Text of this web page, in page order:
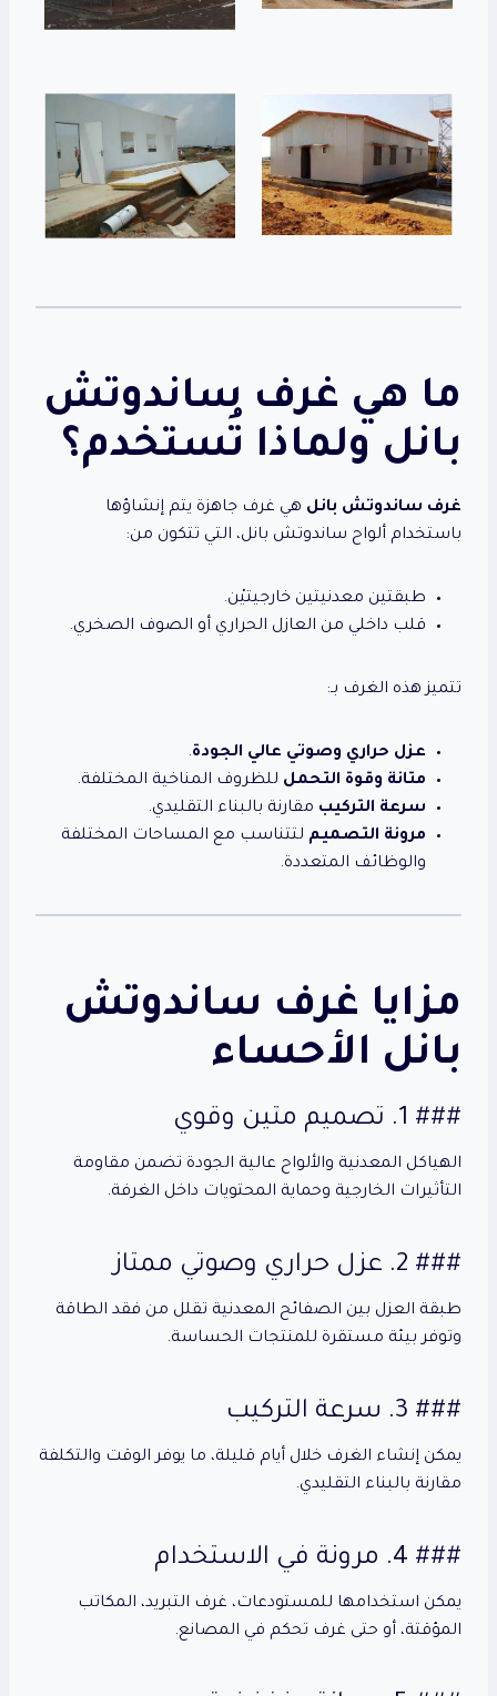
ما هي غرف ساندوتش
بانل ولماذا تُستخدم؟
غرف ساندوتش بانل هي غرف جاهزة يتم إنشاؤها
باستخدام ألواح ساندوتش بانل، التي تتكون من:
طبقتين معدنيتين خارجيتيْن.
قلب داخلي من العازل الحراري أو الصوف الصخري.
تتميز هذه الغرف بـ:
عزل حراري وصوتي عالي الجودة.
متانة وقوة التحمل للظروف المناخية المختلفة.
سرعة التركيب مقارنة بالبناء التقليدي.
مرونة التصميم لتتناسب مع المساحات المختلفة
والوظائف المتعددة.
مزايا غرف ساندوتش
بانل الأحساء
### 1. تصميم متين وقوي
الهياكل المعدنية والألواح عالية الجودة تضمن مقاومة
التأثيرات الخارجية وحماية المحتويات داخل الغرفة.
### 2. عزل حراري وصوتي ممتاز
طبقة العزل بين الصفائح المعدنية تقلل من فقد الطاقة
وتوفر بيئة مستقرة للمنتجات الحساسة.
### 3. سرعة التركيب
يمكن إنشاء الغرف خلال أيام قليلة، ما يوفر الوقت والتكلفة
مقارنة بالبناء التقليدي.
### 4. مرونة في الاستخدام
يمكن استخدامها للمستودعات، غرف التبريد، المكاتب
المؤقتة، أو حتى غرف تحكم في المصانع.